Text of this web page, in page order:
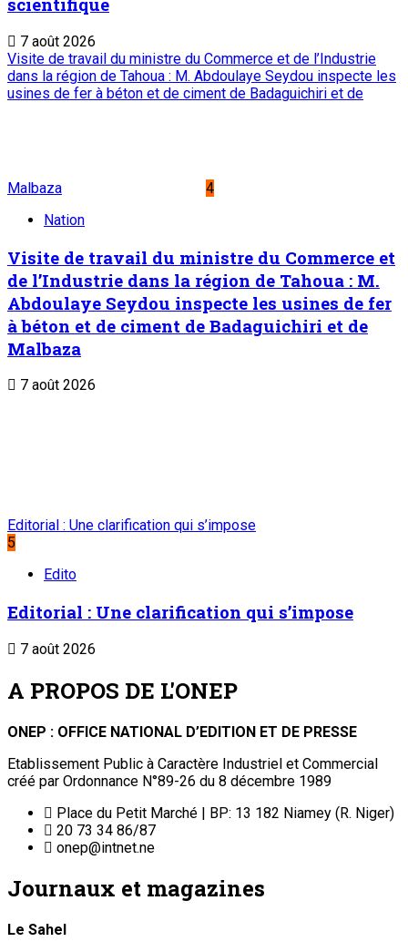
7 août 2026
Visite de travail du ministre du Commerce et de l’Industrie
dans la région de Tahoua : M. Abdoulaye Seydou inspecte les
usines de fer à béton et de ciment de Badaguichiri et de
Malbaza
4
Nation
Visite de travail du ministre du Commerce et
de l’Industrie dans la région de Tahoua : M.
Abdoulaye Seydou inspecte les usines de fer
à béton et de ciment de Badaguichiri et de
Malbaza
7 août 2026
Editorial : Une clarification qui s’impose
5
Edito
Editorial : Une clarification qui s’impose
7 août 2026
A PROPOS DE L'ONEP
ONEP : OFFICE NATIONAL D’EDITION ET DE PRESSE
Etablissement Public à Caractère Industriel et Commercial
créé par Ordonnance N°89-26 du 8 décembre 1989
Place du Petit Marché | BP: 13 182 Niamey (R. Niger)
20 73 34 86/87
onep@intnet.ne
Journaux et magazines
Le Sahel